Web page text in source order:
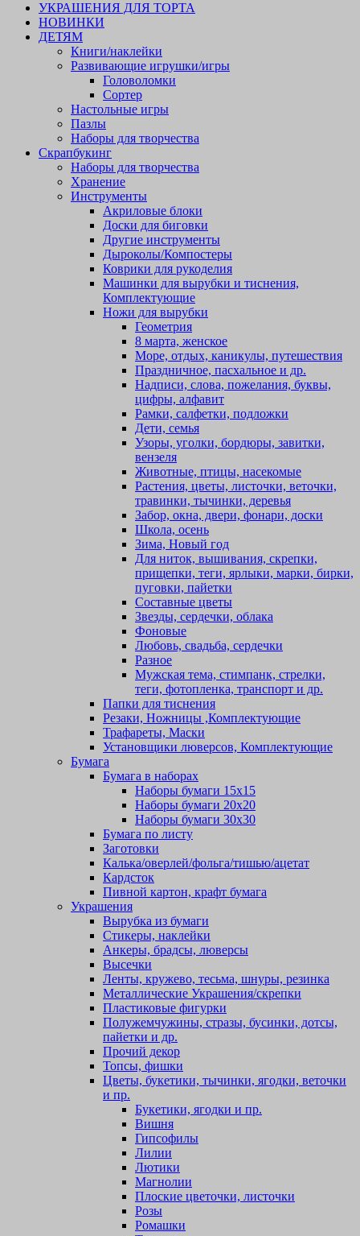
УКРАШЕНИЯ ДЛЯ ТОРТА
НОВИНКИ
ДЕТЯМ
Книги/наклейки
Развивающие игрушки/игры
Головоломки
Сортер
Настольные игры
Пазлы
Наборы для творчества
Скрапбукинг
Наборы для творчества
Хранение
Инструменты
Акриловые блоки
Доски для биговки
Другие инструменты
Дыроколы/Компостеры
Коврики для рукоделия
Машинки для вырубки и тиснения,
Комплектующие
Ножи для вырубки
Геометрия
8 марта, женское
Море, отдых, каникулы, путешествия
Праздничное, пасхальное и др.
Надписи, слова, пожелания, буквы,
цифры, алфавит
Рамки, салфетки, подложки
Дети, семья
Узоры, уголки, бордюры, завитки,
вензеля
Животные, птицы, насекомые
Растения, цветы, листочки, веточки,
травинки, тычинки, деревья
Забор, окна, двери, фонари, доски
Школа, осень
Зима, Новый год
Для ниток, вышивания, скрепки,
прищепки, теги, ярлыки, марки, бирки,
пуговки, пайетки
Составные цветы
Звезды, сердечки, облака
Фоновые
Любовь, свадьба, сердечки
Разное
Мужская тема, стимпанк, стрелки,
теги, фотопленка, транспорт и др.
Папки для тиснения
Резаки, Ножницы ,Комплектующие
Трафареты, Маски
Установщики люверсов, Комплектующие
Бумага
Бумага в наборах
Наборы бумаги 15х15
Наборы бумаги 20х20
Наборы бумаги 30х30
Бумага по листу
Заготовки
Калька/оверлей/фольга/тишью/ацетат
Кардсток
Пивной картон, крафт бумага
Украшения
Вырубка из бумаги
Стикеры, наклейки
Анкеры, брадсы, люверсы
Высечки
Ленты, кружево, тесьма, шнуры, резинка
Металлические Украшения/скрепки
Пластиковые фигурки
Полужемчужины, стразы, бусинки, дотсы,
пайетки и др.
Прочий декор
Топсы, фишки
Цветы, букетики, тычинки, ягодки, веточки
и пр.
Букетики, ягодки и пр.
Вишня
Гипсофилы
Лилии
Лютики
Магнолии
Плоские цветочки, листочки
Розы
Ромашки